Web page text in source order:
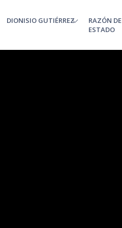
DIONISIO GUTIÉRREZ
RAZÓN DE
ESTADO